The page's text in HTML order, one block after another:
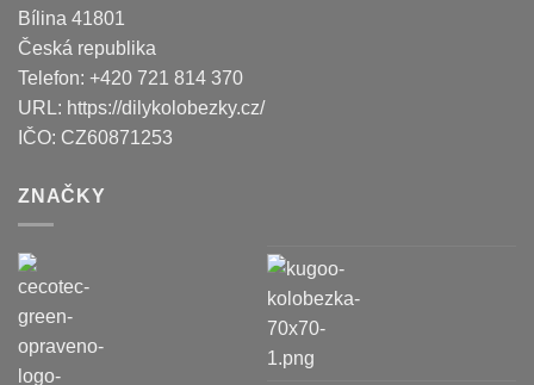
Bílina 41801
Česká republika
Telefon: +420 721 814 370
URL: https://dilykolobezky.cz/
IČO: CZ60871253
ZNAČKY